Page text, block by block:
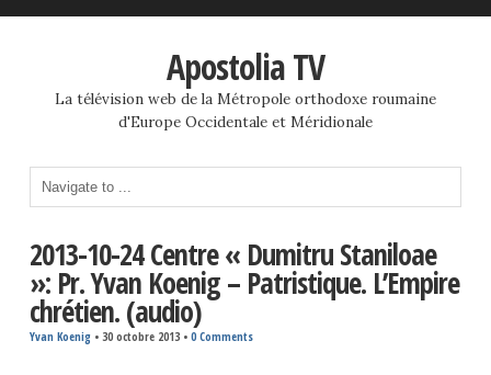
Apostolia TV
La télévision web de la Métropole orthodoxe roumaine
d'Europe Occidentale et Méridionale
2013-10-24 Centre « Dumitru Staniloae
»: Pr. Yvan Koenig – Patristique. L’Empire
chrétien. (audio)
Yvan Koenig• 30 octobre 2013 • 0 Comments